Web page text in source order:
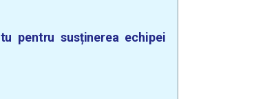
pentru susținerea echipei